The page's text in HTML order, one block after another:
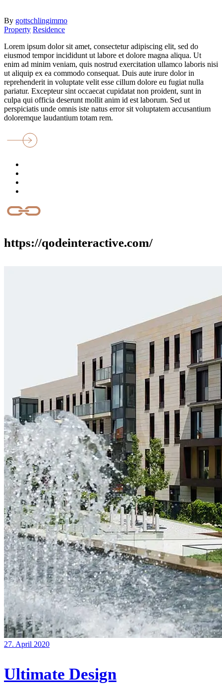
By gottschlingimmo
Property Residence
Lorem ipsum dolor sit amet, consectetur adipiscing elit, sed do
eiusmod tempor incididunt ut labore et dolore magna aliqua. Ut
enim ad minim veniam, quis nostrud exercitation ullamco laboris nisi
ut aliquip ex ea commodo consequat. Duis aute irure dolor in
reprehenderit in voluptate velit esse cillum dolore eu fugiat nulla
pariatur. Excepteur sint occaecat cupidatat non proident, sunt in
culpa qui officia deserunt mollit anim id est laborum. Sed ut
perspiciatis unde omnis iste natus error sit voluptatem accusantium
doloremque laudantium totam rem.
https://qodeinteractive.com/
27. April 2020
Ultimate Design